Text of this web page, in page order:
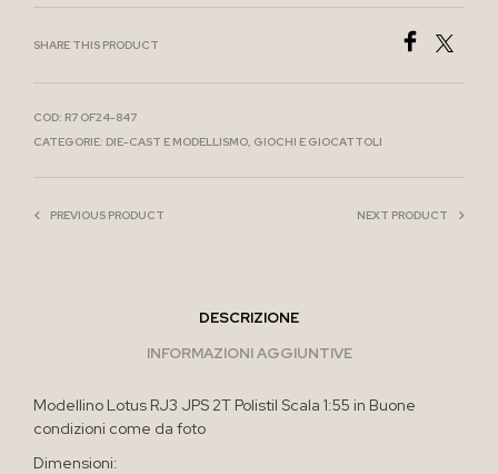
SHARE THIS PRODUCT
COD: R7 OF24-847
CATEGORIE: DIE-CAST E MODELLISMO, GIOCHI E GIOCATTOLI
PREVIOUS PRODUCT NEXT PRODUCT
DESCRIZIONE
INFORMAZIONI AGGIUNTIVE
Modellino Lotus RJ3 JPS 2T Polistil Scala 1:55 in Buone
condizioni come da foto
Dimensioni: